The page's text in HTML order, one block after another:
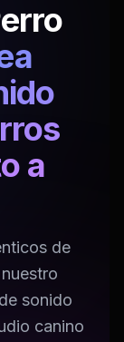
a
de
sonido
canino